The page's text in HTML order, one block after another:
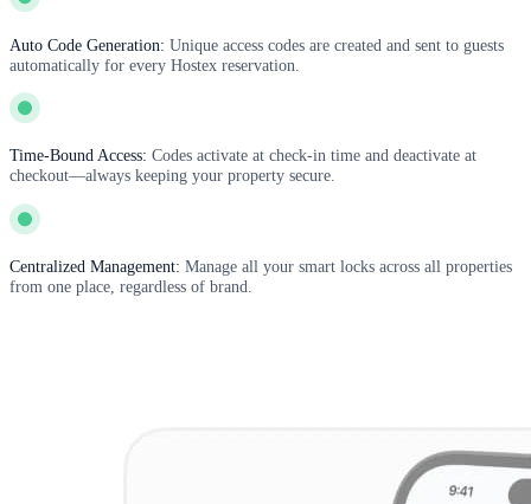
Auto Code Generation: Unique access codes are created and sent to guests
automatically for every Hostex reservation.
Time-Bound Access: Codes activate at check-in time and deactivate at
checkout—always keeping your property secure.
Centralized Management: Manage all your smart locks across all properties
from one place, regardless of brand.